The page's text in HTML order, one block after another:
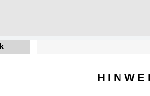
H I N W E